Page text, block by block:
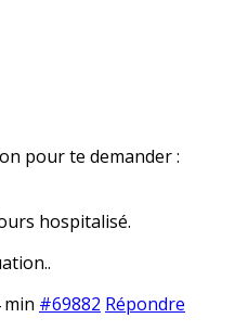
pour te demander :
hospitalisé.
min #69882 Répondre